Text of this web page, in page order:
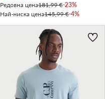
Редовна цена181,99 €-23%
Най-ниска цена145,99 €-4%